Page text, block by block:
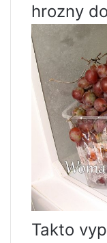
hrozny
Takto